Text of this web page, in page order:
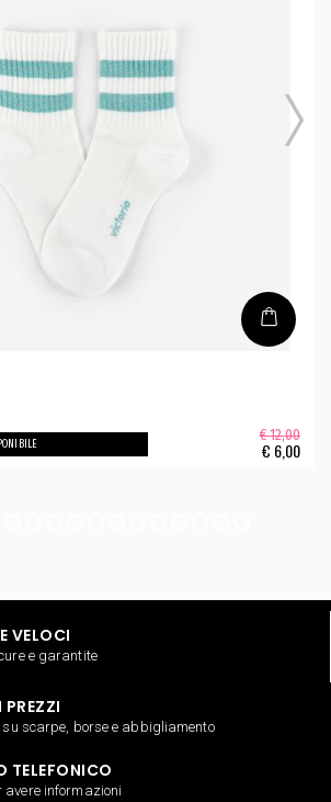
€ 12,00
€ 6,00
VELOCI
e garantite
scarpe, borse e abbigliamento
TELEFONICO
avere informazioni